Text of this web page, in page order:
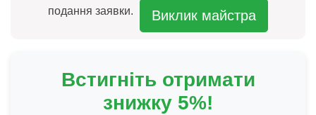
подання заявки. Виклик майстра
Встигніть отримати
знижку 5%!